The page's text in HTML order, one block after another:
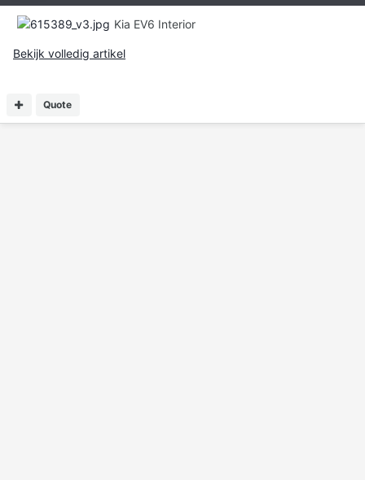
Kia EV6 Interior
Bekijk volledig artikel
Quote